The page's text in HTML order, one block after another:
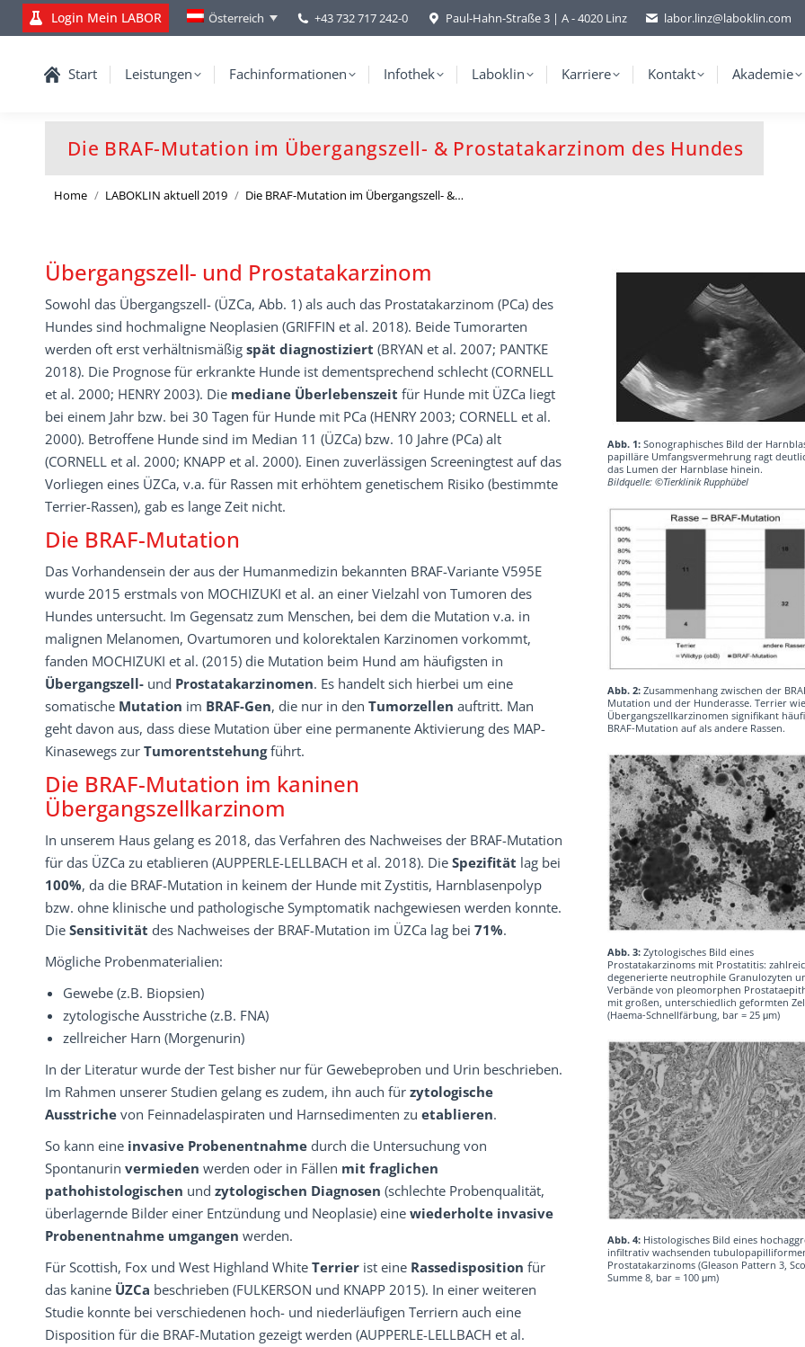
Login Mein LABOR Österreich +43 732 717 242-0 Paul-Hahn-Straße 3 | A - 4020 Linz labor.linz@laboklin.com
Start Leistungen Fachinformationen Infothek Laboklin Karriere Kontakt Akademie
Die BRAF-Mutation im Übergangszell- & Prostatakarzinom des Hundes
Home LABOKLIN aktuell 2019 Die BRAF-Mutation im Übergangszell- &…
Übergangszell- und Prostatakarzinom
Sowohl das Übergangszell- (ÜZCa, Abb. 1) als auch das Prostatakarzinom (PCa) des
Hundes sind hochmaligne Neoplasien (GRIFFIN et al. 2018). Beide Tumorarten
werden oft erst verhältnismäßig spät diagnostiziert (BRYAN et al. 2007; PANTKE
2018). Die Prognose für erkrankte Hunde ist dementsprechend schlecht (CORNELL
et al. 2000; HENRY 2003). Die mediane Überlebenszeit für Hunde mit ÜZCa liegt
bei einem Jahr bzw. bei 30 Tagen für Hunde mit PCa (HENRY 2003; CORNELL et al.
2000). Betroffene Hunde sind im Median 11 (ÜZCa) bzw. 10 Jahre (PCa) alt
(CORNELL et al. 2000; KNAPP et al. 2000). Einen zuverlässigen Screeningtest auf das
Vorliegen eines ÜZCa, v.a. für Rassen mit erhöhtem genetischem Risiko (bestimmte
Terrier-Rassen), gab es lange Zeit nicht.
Die BRAF-Mutation
Das Vorhandensein der aus der Humanmedizin bekannten BRAF-Variante V595E
wurde 2015 erstmals von MOCHIZUKI et al. an einer Vielzahl von Tumoren des
Hundes untersucht. Im Gegensatz zum Menschen, bei dem die Mutation v.a. in
malignen Melanomen, Ovartumoren und kolorektalen Karzinomen vorkommt,
fanden MOCHIZUKI et al. (2015) die Mutation beim Hund am häufigsten in
Übergangszell- und Prostatakarzinomen. Es handelt sich hierbei um eine
somatische Mutation im BRAF-Gen, die nur in den Tumorzellen auftritt. Man
geht davon aus, dass diese Mutation über eine permanente Aktivierung des MAP-
Kinasewegs zur Tumorentstehungführt.
Die BRAF-Mutation im kaninen
Übergangszellkarzinom
In unserem Haus gelang es 2018, das Verfahren des Nachweises der BRAF-Mutation
für das ÜZCa zu etablieren (AUPPERLE-LELLBACH et al. 2018). Die Spezifität lag bei
100%, da die BRAF-Mutation in keinem der Hunde mit Zystitis, Harnblasenpolyp
bzw. ohne klinische und pathologische Symptomatik nachgewiesen werden konnte.
Die Sensitivität des Nachweises der BRAF-Mutation im ÜZCa lag bei 71%.
Mögliche Probenmaterialien:
Gewebe (z.B. Biopsien)
zytologische Ausstriche (z.B. FNA)
zellreicher Harn (Morgenurin)
In der Literatur wurde der Test bisher nur für Gewebeproben und Urin beschrieben.
Im Rahmen unserer Studien gelang es zudem, ihn auch für zytologische
Ausstriche von Feinnadelaspiraten und Harnsedimenten zu etablieren.
So kann eine invasive Probenentnahme durch die Untersuchung von
Spontanurin vermieden werden oder in Fällen mit fraglichen
pathohistologischen und zytologischen Diagnosen (schlechte Probenqualität,
überlagernde Bilder einer Entzündung und Neoplasie) eine wiederholte invasive
Probenentnahme umgangen werden.
Für Scottish, Fox und West Highland White Terrier ist eine Rassedisposition für
das kanine ÜZCa beschrieben (FULKERSON und KNAPP 2015). In einer weiteren
Studie konnte bei verschiedenen hoch- und niederläufigen Terriern auch eine
Disposition für die BRAF-Mutation gezeigt werden (AUPPERLE-LELLBACH et al.
Abb. 1: Sonographisches Bild der
papilläre Umfangsvermehrung ragt
das Lumen der Harnblase hinein.
Bildquelle: ©Tierklinik Rupphübel
Abb. 2: Zusammenhang zwischen der
Mutation und der Hunderasse. Terrier
Übergangszellkarzinomen signifikant
BRAF-Mutation auf als andere Rassen.
Abb. 3: Zytologisches Bild eines
Prostatakarzinoms mit Prostatitis:
degenerierte neutrophile Granulozyten
Verbände von pleomorphen
mit großen, unterschiedlich geformten
(Haema-Schnellfärbung, bar = 25 μm)
Abb. 4: Histologisches Bild eines
infiltrativ wachsenden
Prostatakarzinoms (Gleason Pattern 3,
Summe 8, bar = 100 μm)